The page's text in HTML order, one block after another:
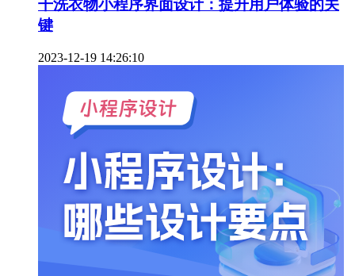
干洗衣物小程序界面设计：提升用户体验的关
键
2023-12-19 14:26:10